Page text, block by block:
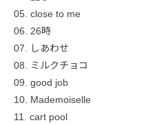
05. close to me
06. 26時
07. しあわせ
08. ミルクチョコ
09. good job
10. Mademoiselle
11. cart pool